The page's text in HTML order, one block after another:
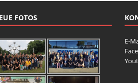
FOTOS
E-